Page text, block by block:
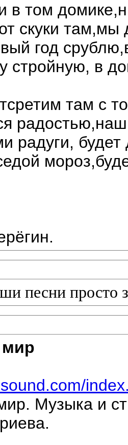
в том
скуки там,мы
год
стройную, в
там с
радуги,
песни просто
мир
Музыка и